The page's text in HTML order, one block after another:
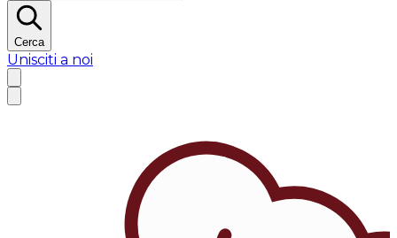
Cerca
Unisciti a noi